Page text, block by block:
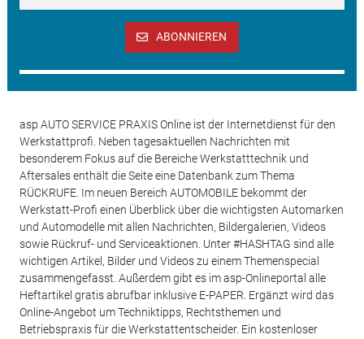
ABONNIEREN
asp AUTO SERVICE PRAXIS Online ist der Internetdienst für den
Werkstattprofi. Neben tagesaktuellen Nachrichten mit
besonderem Fokus auf die Bereiche Werkstatttechnik und
Aftersales enthält die Seite eine Datenbank zum Thema
RÜCKRUFE. Im neuen Bereich AUTOMOBILE bekommt der
Werkstatt-Profi einen Überblick über die wichtigsten Automarken
und Automodelle mit allen Nachrichten, Bildergalerien, Videos
sowie Rückruf- und Serviceaktionen. Unter #HASHTAG sind alle
wichtigen Artikel, Bilder und Videos zu einem Themenspecial
zusammengefasst. Außerdem gibt es im asp-Onlineportal alle
Heftartikel gratis abrufbar inklusive E-PAPER. Ergänzt wird das
Online-Angebot um Techniktipps, Rechtsthemen und
Betriebspraxis für die Werkstattentscheider. Ein kostenloser